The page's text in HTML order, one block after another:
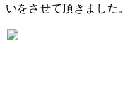
いをさせて頂きました。